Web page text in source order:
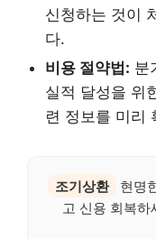
신청하는 것이
다.
비용 절약법: 분
실적 달성을 위
련 정보를 미리
조기상환
현명
고 신용 회복